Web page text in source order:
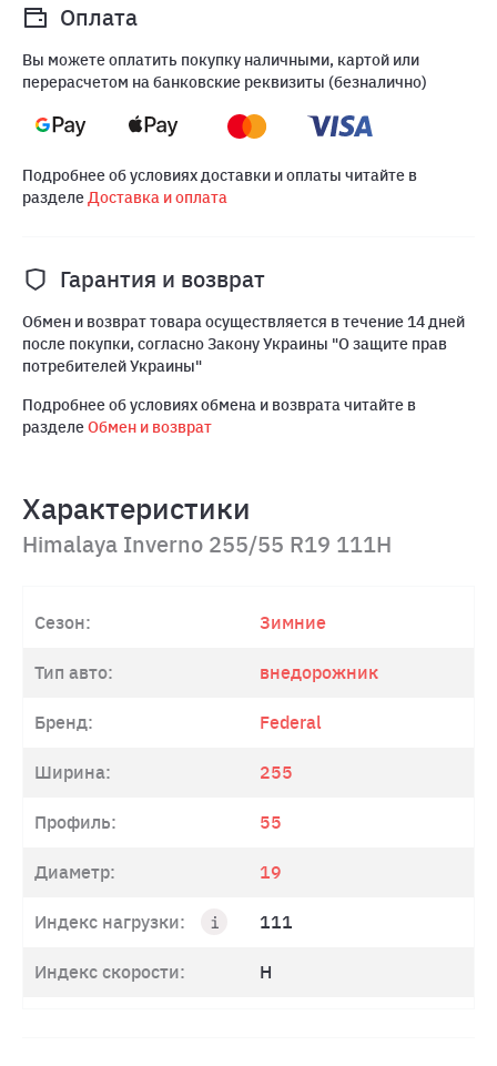
Оплата
Вы можете оплатить покупку наличными, картой или
перерасчетом на банковские реквизиты (безналично)
Подробнее об условиях доставки и оплаты читайте в
разделеДоставка и оплата
Гарантия и возврат
Обмен и возврат товара осуществляется в течение 14 дней
после покупки, согласно Закону Украины "О защите прав
потребителей Украины"
Подробнее об условиях обмена и возврата читайте в
разделеОбмен и возврат
Характеристики
Himalaya Inverno 255/55 R19 111H
Сезон: Зимние
Тип авто: внедорожник
Бренд: Federal
Ширина: 255
Профиль: 55
Диаметр: 19
Индекс нагрузки: 111
Индекс скорости: H